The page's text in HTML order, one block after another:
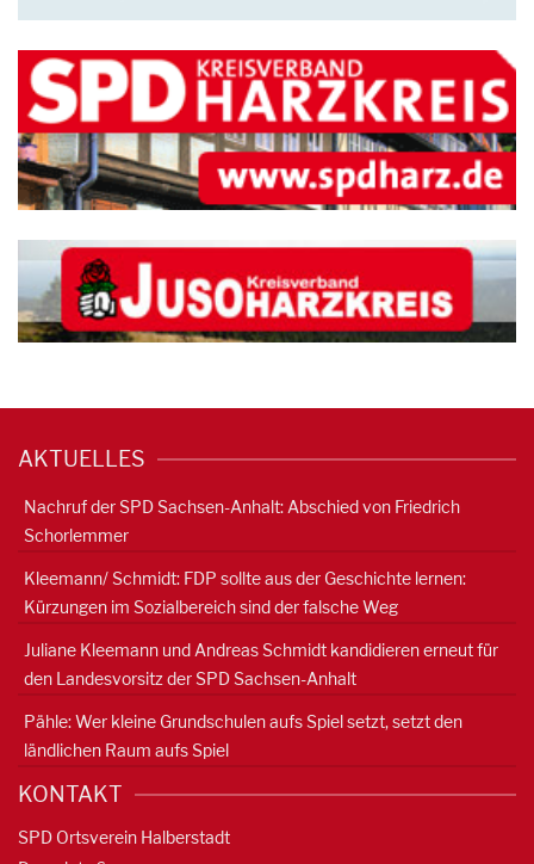
AKTUELLES
Nachruf der SPD Sachsen-Anhalt: Abschied von Friedrich
Schorlemmer
Kleemann/ Schmidt: FDP sollte aus der Geschichte lernen:
Kürzungen im Sozialbereich sind der falsche Weg
Juliane Kleemann und Andreas Schmidt kandidieren erneut für
den Landesvorsitz der SPD Sachsen-Anhalt
Pähle: Wer kleine Grundschulen aufs Spiel setzt, setzt den
ländlichen Raum aufs Spiel
KONTAKT
SPD Ortsverein Halberstadt